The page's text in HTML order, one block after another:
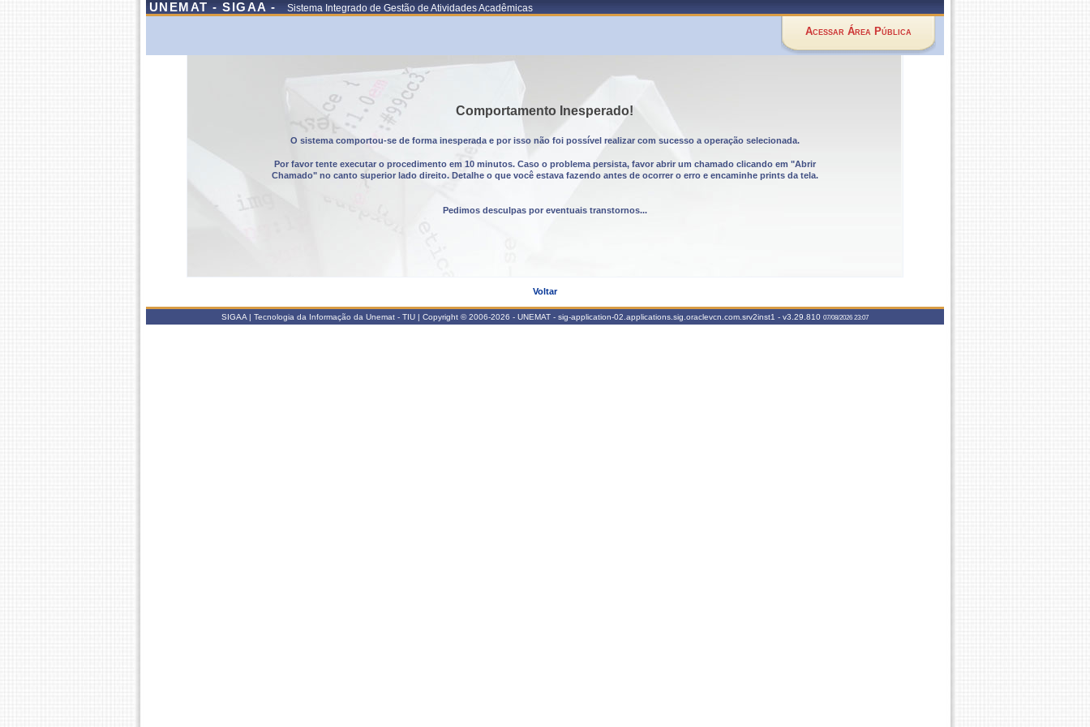
UNEMAT - SIGAA - Sistema Integrado de Gestão de Atividades Acadêmicas
Acessar Área Pública
Comportamento Inesperado!
O sistema comportou-se de forma inesperada e por isso não foi possível realizar com sucesso a operação selecionada.
Por favor tente executar o procedimento em 10 minutos. Caso o problema persista, favor abrir um chamado clicando em "Abrir
Chamado" no canto superior lado direito. Detalhe o que você estava fazendo antes de ocorrer o erro e encaminhe prints da tela.
Pedimos desculpas por eventuais transtornos...
Voltar
SIGAA | Tecnologia da Informação da Unemat - TIU | Copyright © 2006-2026 - UNEMAT - sig-application-02.applications.sig.oraclevcn.com.srv2inst1 - v3.29.810 07/08/2026 23:07